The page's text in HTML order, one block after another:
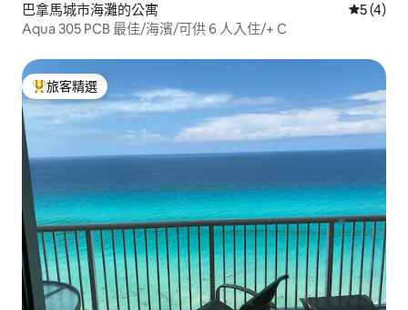
巴拿馬城市海灘的公寓 從 4 則評
5 (4)
Aqua 305 PCB 最佳/海濱/可供 6 人入住/+ C
旅客精選榜首
旅客精選